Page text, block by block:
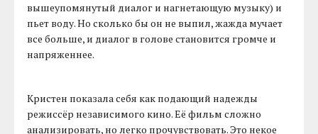
вышеупомянутый диалог и нагнетающую музыку) и
пьет воду. Но сколько бы он не выпил, жажда мучает
все больше, и диалог в голове становится громче и
напряженнее.
Кристен показала себя как подающий надежды
режиссёр независимого кино. Её фильм сложно
анализировать, но легко прочувствовать. Это некое